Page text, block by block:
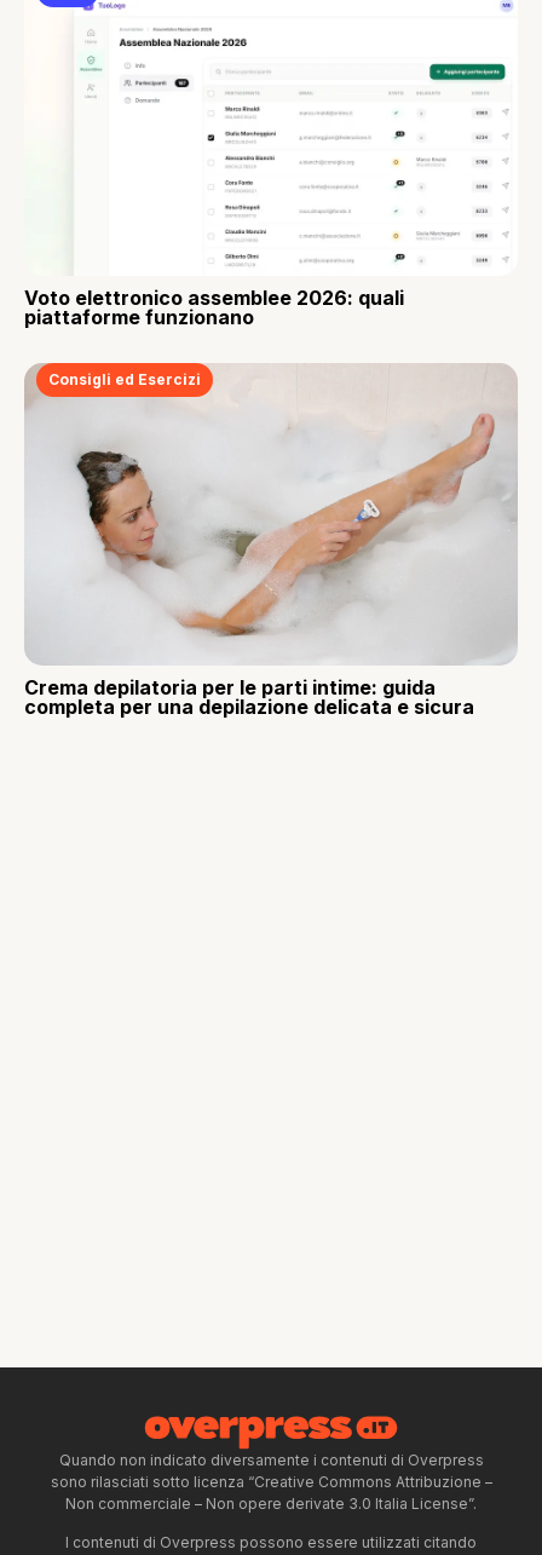
Voto elettronico assemblee 2026: quali
piattaforme funzionano
Consigli ed Esercizi
Crema depilatoria per le parti intime: guida
completa per una depilazione delicata e sicura
Quando non indicato diversamente i contenuti di Overpress
sono rilasciati sotto licenza “Creative Commons Attribuzione –
Non commerciale – Non opere derivate 3.0 Italia License”.
I contenuti di Overpress possono essere utilizzati citando